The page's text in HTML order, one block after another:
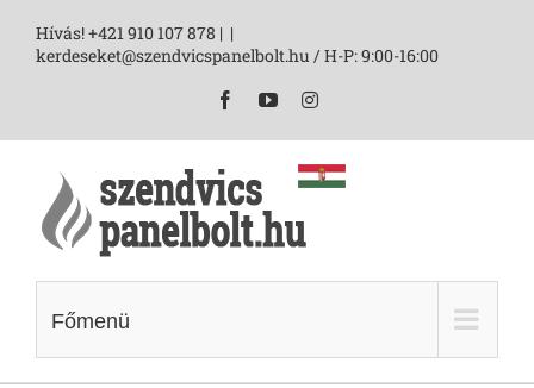
Hívás! +421 910 107 878 | |
kerdeseket@szendvicspanelbolt.hu / H-P: 9:00-16:00
FacebookYouTubeInstagram
Főmenü